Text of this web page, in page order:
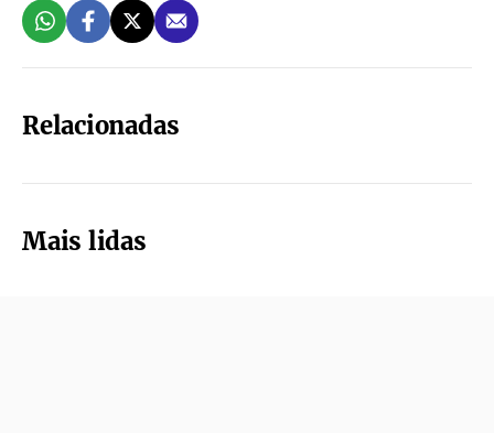
Relacionadas
Mais lidas